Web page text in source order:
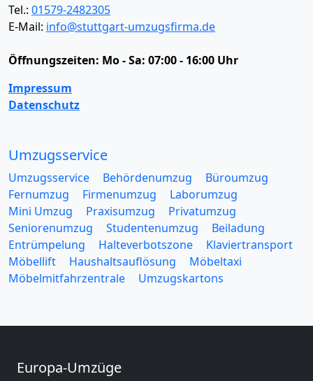
Tel.: 01579-2482305
E-Mail: info@stuttgart-umzugsfirma.de
Öffnungszeiten: Mo - Sa: 07:00 - 16:00 Uhr
Impressum
Datenschutz
Umzugsservice
Umzugsservice Behördenumzug
Büroumzug
Fernumzug
Firmenumzug
Laborumzug
Mini Umzug
Praxisumzug
Privatumzug
Seniorenumzug
Studentenumzug
Beiladung
Entrümpelung
Halteverbotszone
Klaviertransport
Möbellift
Haushaltsauflösung
Möbeltaxi
Möbelmitfahrzentrale
Umzugskartons
Europa-Umzüge